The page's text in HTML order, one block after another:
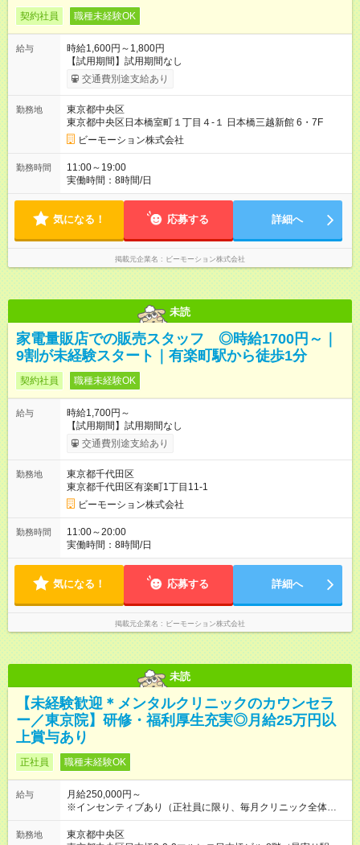
契約社員 職種未経験OK
給与
時給1,600円～1,800円
【試用期間】試用期間なし
交通費別途支給あり
勤務地
東京都中央区
東京都中央区日本橋室町１丁目４-１ 日本橋三越新館 6・7F
ビーモーション株式会社
勤務時間
11:00～19:00
実働時間：8時間/日
気になる！ 応募する 詳細へ
掲載元企業名 ビーモーション株式会社
未読
家電量販店での販売スタッフ ◎時給1700円～｜
9割が未経験スタート｜有楽町駅から徒歩1分
契約社員 職種未経験OK
給与
時給1,700円～
【試用期間】試用期間なし
交通費別途支給あり
勤務地
東京都千代田区
東京都千代田区有楽町1丁目11-1
ビーモーション株式会社
勤務時間
11:00～20:00
実働時間：8時間/日
気になる！ 応募する 詳細へ
掲載元企業名 ビーモーション株式会社
未読
【未経験歓迎＊メンタルクリニックのカウンセラ
ー／東京院】研修・福利厚生充実◎月給25万円以
上賞与あり
正社員 職種未経験OK
給与
月給250,000円～
※インセンティブあり（正社員に限り、毎月クリニック全体の目
標達成率に応じて支給 ） ※残業手当は1分単位で全額支給！
【試用期間】試用期間あり 試用期間の長さ：6ヶ月 ※ 雇用形態
勤務地
東京都中央区